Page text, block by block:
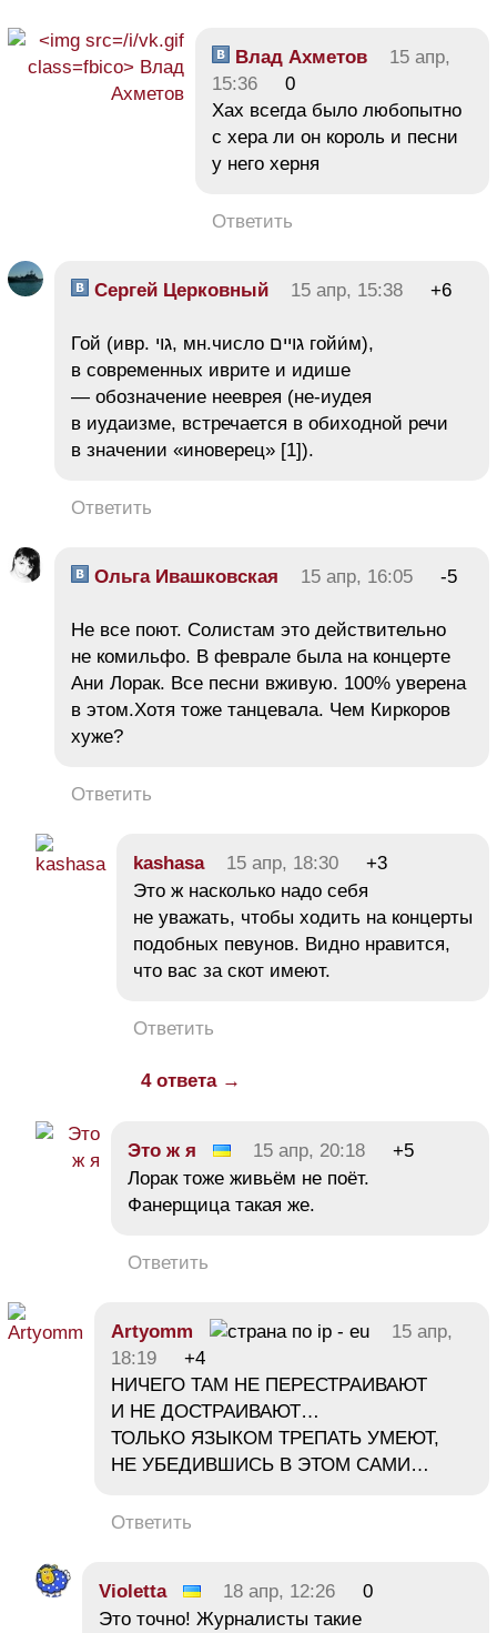
Влад Ахметов
15 апр,
15:36
0
Хах всегда было любопытно
с хера ли он король и песни
у него херня
Ответить
Сергей Церковный 15 апр, 15:38 +6
Гой (ивр. גוי‎, мн.число גויים гойи́м),
в современных иврите и идише
— обозначение нееврея (не-иудея
в иудаизме, встречается в обиходной речи
в значении «иноверец» [1]).
Ответить
Ольга Ивашковская 15 апр, 16:05 -5
Не все поют. Солистам это действительно
не комильфо. В феврале была на концерте
Ани Лорак. Все песни вживую. 100% уверена
в этом.Хотя тоже танцевала. Чем Киркоров
хуже?
Ответить
kashasa 15 апр, 18:30
+3
Это ж насколько надо себя
не уважать, чтобы ходить на концерты
подобных певунов. Видно нравится,
что вас за скот имеют.
Ответить
4 ответа →
Это ж я 15 апр, 20:18
+5
Лорак тоже живьём не поёт.
Фанерщица такая же.
Ответить
Artyomm
15 апр,
18:19
+4
НИЧЕГО ТАМ НЕ ПЕРЕСТРАИВАЮТ
И НЕ ДОСТРАИВАЮТ…
ТОЛЬКО ЯЗЫКОМ ТРЕПАТЬ УМЕЮТ,
НЕ УБЕДИВШИСЬ В ЭТОМ САМИ…
Ответить
Violetta 18 апр, 12:26
0
Это точно! Журналисты такие